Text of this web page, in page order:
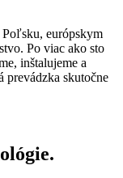
európskym
Po viac ako sto
inštalujeme a
prevádzka skutočne